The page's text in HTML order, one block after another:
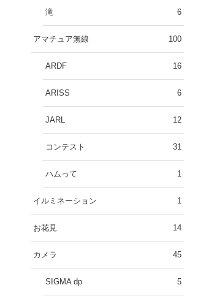
滝 6
アマチュア無線 100
ARDF 16
ARISS 6
JARL 12
コンテスト 31
ハムって 1
イルミネーション 1
お花見 14
カメラ 45
SIGMA dp 5